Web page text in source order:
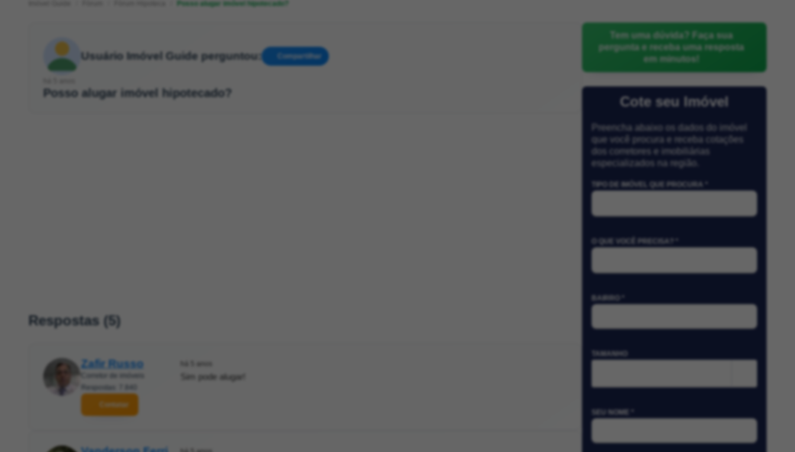
Posso alugar imóvel hipotecado?
Usuário Imóvel Guide perguntou: Compartilhar
Posso alugar imóvel hipotecado?
Respostas (5)
Zafir Russo
Contatar
Sim pode alugar!
Tem uma dúvida? Faça sua
pergunta e receba uma resposta
em minutos!
Cote seu Imóvel
Preencha abaixo os dados do imóvel
que você procura e receba cotações
dos corretores e imobiliárias
especializados na região.
TIPO DE IMÓVEL QUE PROCURA *
O QUE VOCÊ PRECISA? *
TAMANHO
SEU NOME *